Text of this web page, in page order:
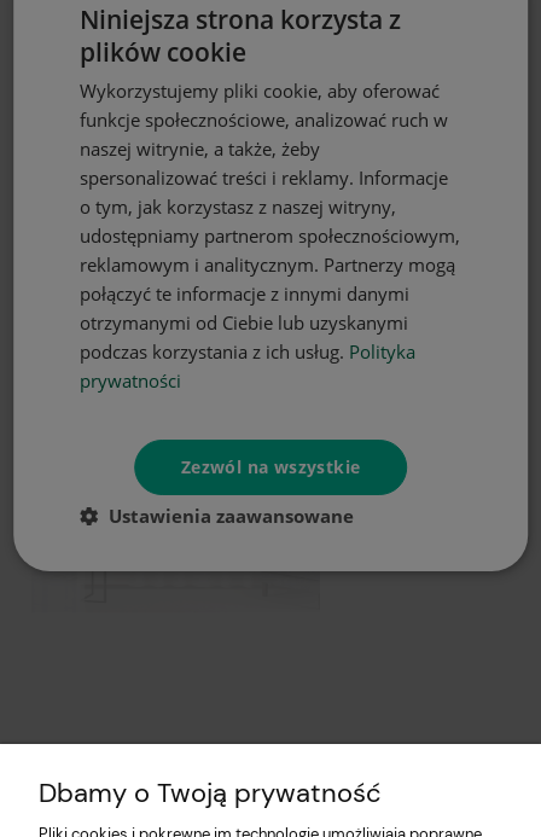
Firana gotowa biała woal 145x160 na
żabki
21,90 zł
Dbamy o Twoją prywatność
Niniejsza strona korzysta z
plików cookie
Wykorzystujemy pliki cookie, aby oferować
funkcje społecznościowe, analizować ruch w
naszej witrynie, a także, żeby
spersonalizować treści i reklamy. Informacje
o tym, jak korzystasz z naszej witryny,
udostępniamy partnerom społecznościowym,
reklamowym i analitycznym. Partnerzy mogą
połączyć te informacje z innymi danymi
otrzymanymi od Ciebie lub uzyskanymi
podczas korzystania z ich usług. Polityka
prywatności
Zezwól na wszystkie
Ustawienia zaawansowane